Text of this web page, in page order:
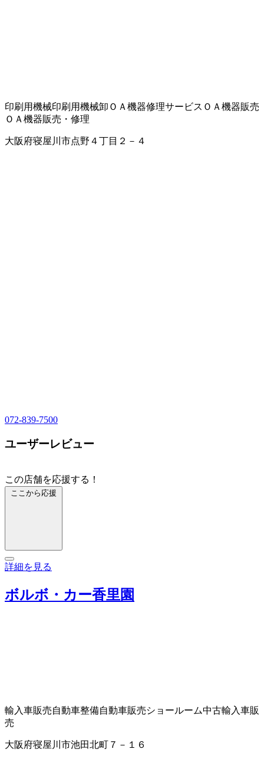
印刷用機械印刷用機械卸 ＯＡ機器修理サービス ＯＡ機器販売
ＯＡ機器販売・修理
大阪府寝屋川市点野４丁目２－４
072-839-7500
ユーザーレビュー
この店舗を応援する！
ここから応援
詳細を見る
ボルボ・カー香里園
輸入車販売自動車整備自動車販売ショールーム中古輸入車販
売
大阪府寝屋川市池田北町７－１６